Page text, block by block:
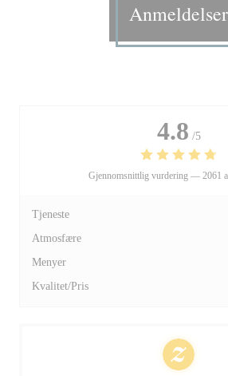
Anmeldelser
4.8 /5
Gjennomsnittlig vurdering — 2061
Tjeneste
Atmosfære
Menyer
Kvalitet/Pris